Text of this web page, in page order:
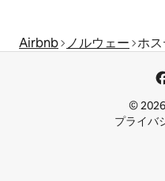
Airbnb ノルウェー ホ
©
プライバ